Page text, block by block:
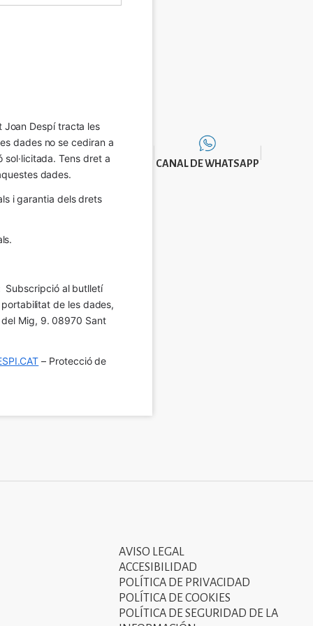
Joan Despí tracta les
dades no se cediran a
Tens dret a
dades.
i garantia dels drets
Subscripció al butlletí
de les dades,
del Mig, 9. 08970 Sant
– Protecció de
CANAL DE WHATSAPP
Tercer
menú
AVISO LEGAL
ACCESIBILIDAD
POLÍTICA DE PRIVACIDAD
POLÍTICA DE COOKIES
POLÍTICA DE SEGURIDAD DE LA